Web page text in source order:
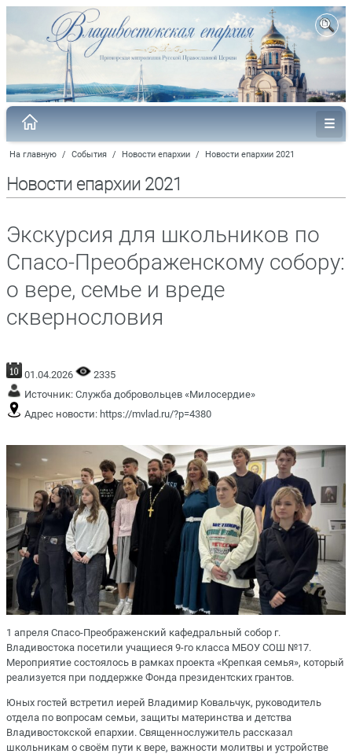
На главную / События / Новости епархии / Новости епархии 2021
Новости епархии 2021
Экскурсия для школьников по
Спасо-Преображенскому собору:
о вере, семье и вреде
сквернословия
01.04.2026
2335
Источник: Служба добровольцев «Милосердие»
Адрес новости: https://mvlad.ru/?p=4380
1 апреля Спасо-Преображенский кафедральный собор г.
Владивостока посетили учащиеся 9-го класса МБОУ СОШ №17.
Мероприятие состоялось в рамках проекта «Крепкая семья», который
реализуется при поддержке Фонда президентских грантов.
Юных гостей встретил иерей Владимир Ковальчук, руководитель
отдела по вопросам семьи, защиты материнства и детства
Владивостокской епархии. Священнослужитель рассказал
школьникам о своём пути к вере, важности молитвы и устройстве